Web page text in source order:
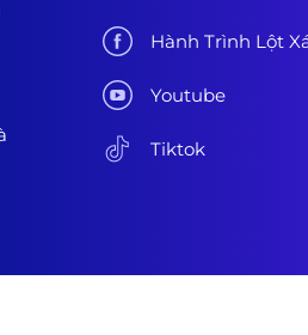
Hành Trình Lột
Youtube
Tiktok